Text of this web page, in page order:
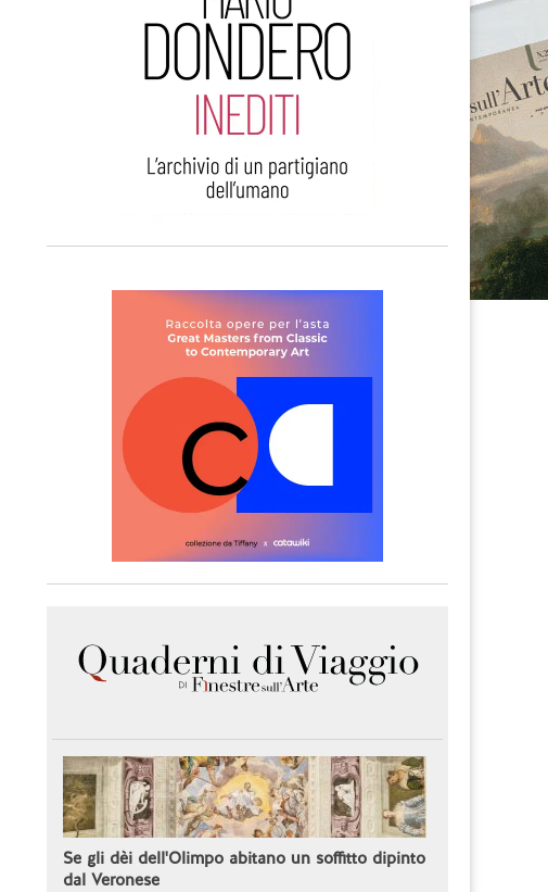
Se gli dèi dell'Olimpo abitano un soffitto dipinto
dal Veronese